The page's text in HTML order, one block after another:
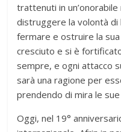
trattenuti in
distruggere la volontà
fermare e ostruire la
cresciuto e si è
sempre, e ogni attacco
sarà una ragione per
prendendo di mira le
Oggi, nel 19°